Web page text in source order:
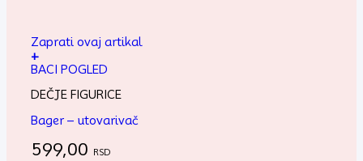
Zaprati ovaj artikal
+
BACI POGLED
DEČJE FIGURICE
Bager – utovarivač
599,00 RSD